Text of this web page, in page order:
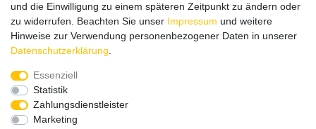
Versandkostenfrei (DE) ab 69 €
und die Einwilligung zu einem späteren Zeitpunkt zu ändern oder
zu widerrufen. Beachten Sie unser Impressum und weitere
Hinweise zur Verwendung personenbezogener Daten in unserer
Daten­schutz­erklärung
Essenziell
Statistik
Zahlungsdienstleister
Marketing